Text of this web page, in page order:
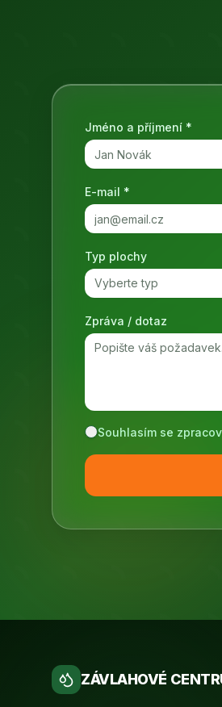
Jméno a příjmení *
E-mail *
Typ plochy
Vyberte typ
Zpráva / dotaz
Souhlasím se
ZÁVLAHOVÉ